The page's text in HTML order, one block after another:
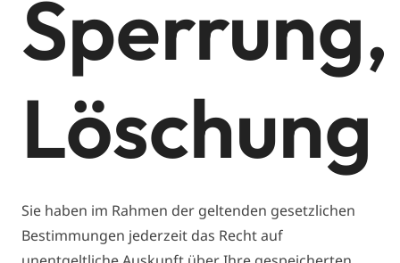
Sperrung,
Löschung
Sie haben im Rahmen der geltenden gesetzlichen
Bestimmungen jederzeit das Recht auf